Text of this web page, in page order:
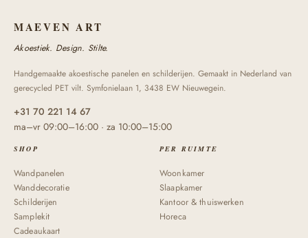
MAEVEN ART
Akoestiek. Design. Stilte.
Handgemaakte akoestische panelen en schilderijen. Gemaakt in Nederland van
gerecycled PET vilt. Symfonielaan 1, 3438 EW Nieuwegein.
+31 70 221 14 67
ma–vr 09:00–16:00 · za 10:00–15:00
SHOP
Wandpanelen
Wanddecoratie
Schilderijen
Samplekit
Cadeaukaart
PER RUIMTE
Woonkamer
Slaapkamer
Kantoor & thuiswerken
Horeca